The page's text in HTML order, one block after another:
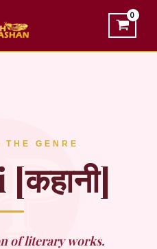
THE GENRE
of literary works.